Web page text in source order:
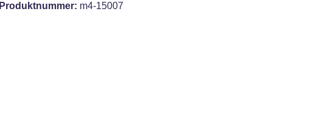
Produktnummer: m4-15007